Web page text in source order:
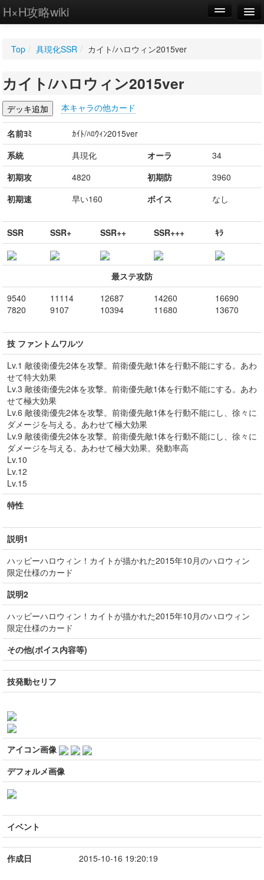
H×H攻略wiki
WIKI
設定
Top / 具現化SSR / カイト/ハロウィン2015ver
カイト/ハロウィン2015ver
本キャラの他カード
名前ﾖﾐ
ｶｲﾄ/ﾊﾛｳｨﾝ2015ver
系統
具現化 オーラ
34
初期攻
4820 初期防
3960
初期速
早い160 ボイス なし
SSR SSR+ SSR++ SSR+++ ｷﾗ
最ステ攻防
9540
7820
11114
9107
12687
10394
14260
11680
16690
13670
技 ファントムワルツ
Lv.1 敵後衛優先2体を攻撃。前衛優先敵1体を行動不能にする。あわ
せて特大効果
Lv.3 敵後衛優先2体を攻撃。前衛優先敵1体を行動不能にする。あわ
せて極大効果
Lv.6 敵後衛優先2体を攻撃。前衛優先敵1体を行動不能にし、徐々に
ダメージを与える。あわせて極大効果
Lv.9 敵後衛優先2体を攻撃。前衛優先敵1体を行動不能にし、徐々に
ダメージを与える。あわせて極大効果。発動率高
Lv.10
Lv.12
Lv.15
特性
説明1
ハッピーハロウィン！カイトが描かれた2015年10月のハロウィン
限定仕様のカード
説明2
ハッピーハロウィン！カイトが描かれた2015年10月のハロウィン
限定仕様のカード
その他(ボイス内容等)
技発動セリフ
アイコン画像
デフォルメ画像
イベント
作成日 2015-10-16 19:20:19